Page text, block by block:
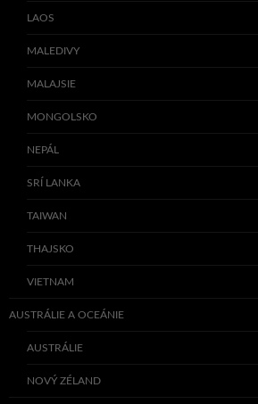
LAOS
MALEDIVY
MALAJSIE
MONGOLSKO
NEPÁL
SRÍ LANKA
TAIWAN
THAJSKO
VIETNAM
AUSTRÁLIE A OCEÁNIE
AUSTRÁLIE
NOVÝ ZÉLAND